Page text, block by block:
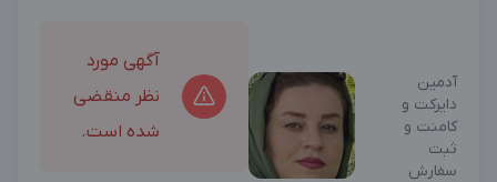
آدمین
دایرکت و
کامنت و
ثبت
سفارش
آگهی مورد
نظر منقضی
شده است.